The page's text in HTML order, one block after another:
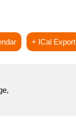
+ ICal Export